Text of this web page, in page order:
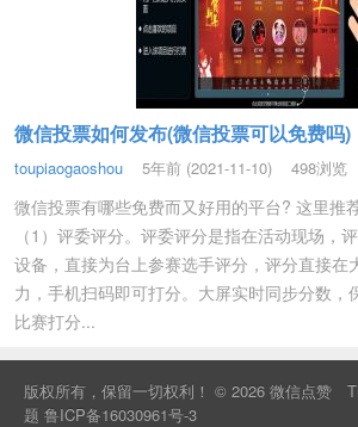
微信投票如何发布(微信投票可以免费吗)
toupiaogaoshou 5年前 (2021-11-10) 498浏览
微信投票有哪些免费而又好用的平台? 这里推
（1）评委评分。评委评分是指在活动现场，
设备，直接为台上参赛选手评分，评分直接在
力，手机扫码即可打分。大屏实时同步分数，
比赛打分...
版权所有，保留一切权利！ © 2026 微信点赞
题 鲁ICP备16030961号-3